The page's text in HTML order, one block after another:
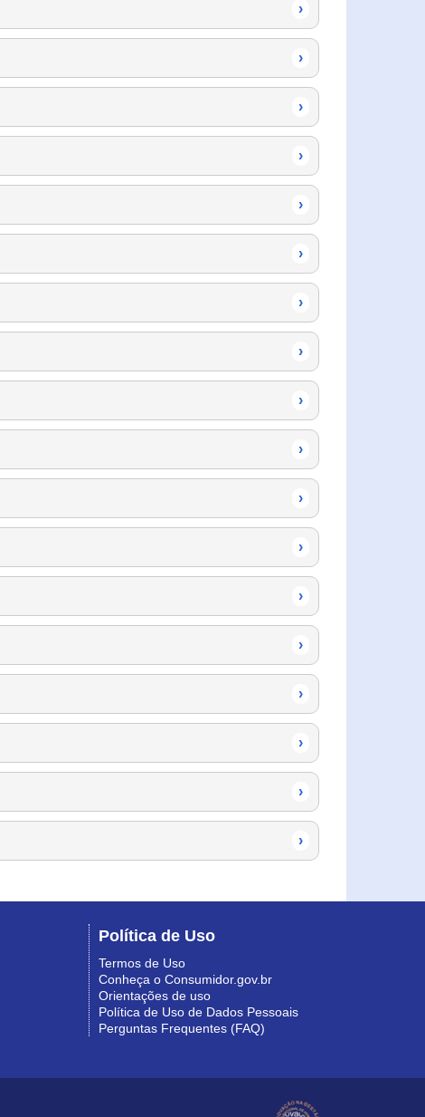
›
›
›
›
›
›
›
›
›
›
›
›
›
›
›
›
›
›
Política de Uso
Termos de Uso
Conheça o Consumidor.gov.br
Orientações de uso
Política de Uso de Dados Pessoais
Perguntas Frequentes (FAQ)